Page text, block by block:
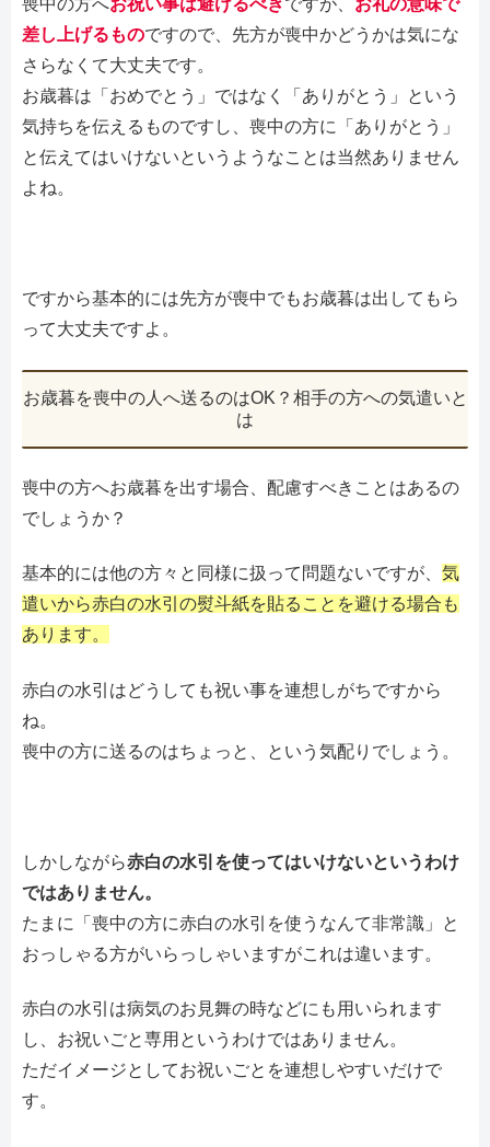
喪中の方へお祝い事は避けるべきですが、 お礼の意味で
差し上げるものですので、先方が喪中かどうかは気にな
さらなくて大丈夫です。
お歳暮は「おめでとう」ではなく「ありがとう」という
気持ちを伝えるものですし、喪中の方に「ありがとう」
と伝えてはいけないというようなことは当然ありません
よね。
ですから基本的には先方が喪中でもお歳暮は出してもら
って大丈夫ですよ。
お歳暮を喪中の人へ送るのはOK？相手の方への気遣いと
は
喪中の方へお歳暮を出す場合、配慮すべきことはあるの
でしょうか？
基本的には他の方々と同様に扱って問題ないですが、 気
遣いから赤白の水引の熨斗紙を貼ることを避ける場合も
あります。
赤白の水引はどうしても祝い事を連想しがちですから
ね。
喪中の方に送るのはちょっと、という気配りでしょう。
しかしながら赤白の水引を使ってはいけないというわけ
ではありません。
たまに「喪中の方に赤白の水引を使うなんて非常識」と
おっしゃる方がいらっしゃいますがこれは違います。
赤白の水引は病気のお見舞の時などにも用いられます
し、お祝いごと専用というわけではありません。
ただイメージとしてお祝いごとを連想しやすいだけで
す。